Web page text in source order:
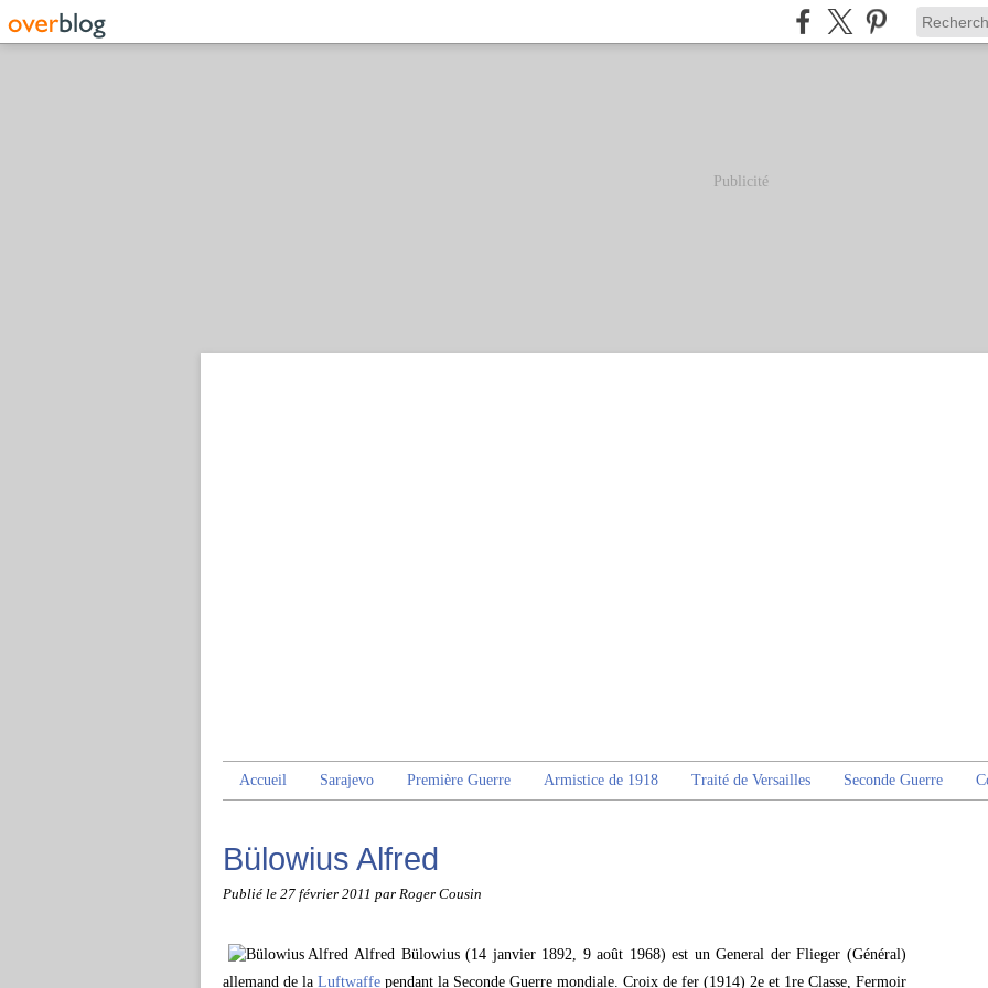
Publicité
Accueil Sarajevo Première Guerre Armistice de 1918 Traité de Versailles Seconde Guerre
Bülowius Alfred
Publié le 27 février 2011 par Roger Cousin
Alfred Bülowius (14 janvier 1892, 9 août 1968) est un General der Flieger (Général)
allemand de la Luftwaffe pendant la Seconde Guerre mondiale. Croix de fer (1914) 2e et 1re Classe, Fermoir